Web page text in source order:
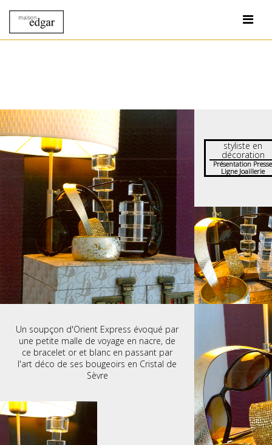
styliste en
décoration
Présentation Presse
Ligne Joaillerie
Un soupçon d'Orient Express évoqué par
une petite malle de voyage en nacre, de
ce bracelet or et blanc en passant par
l'art déco de ses bougeoirs en Cristal de
Sèvre